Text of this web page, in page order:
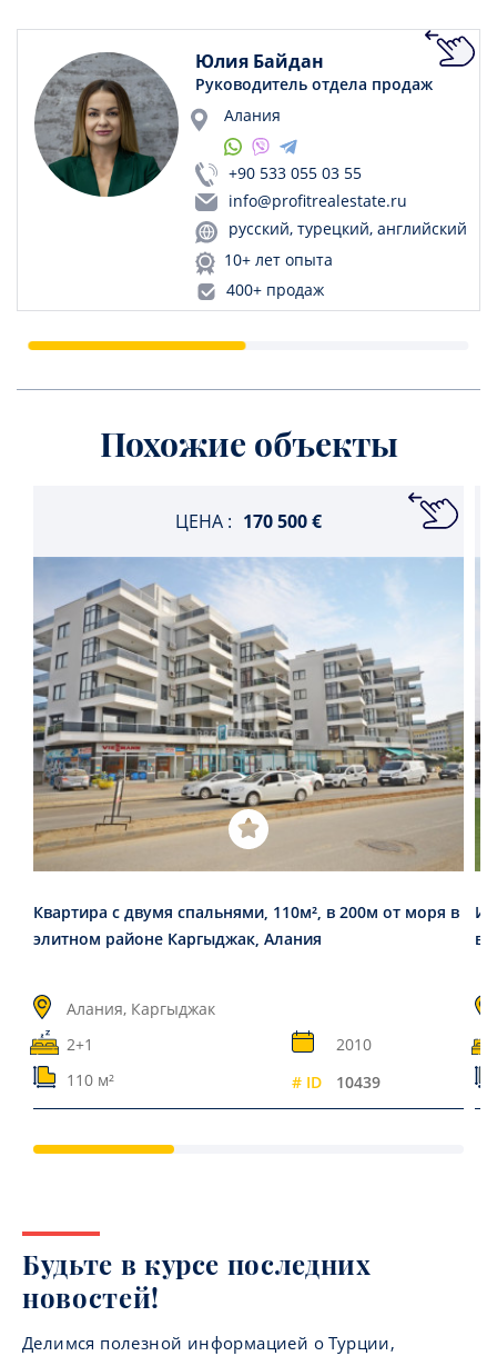
Юлия Байдан
Руководитель отдела продаж
Алания
+90 533 055 03 55
info@profitrealestate.ru
русский, турецкий, английский
10+ лет опыта
400+ продаж
Похожие объекты
ЦЕНА : 170 500 €
Квартира с двумя спальнями, 110м², в 200м от моря в
элитном районе Каргыджак, Алания
Алания, Каргыджак
2+1
2010
110 м²
# ID 10439
в
Будьте в курсе последних
новостей!
Делимся полезной информацией о Турции,